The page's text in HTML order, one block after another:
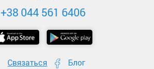
+38 044 561 6406
Связаться Блог